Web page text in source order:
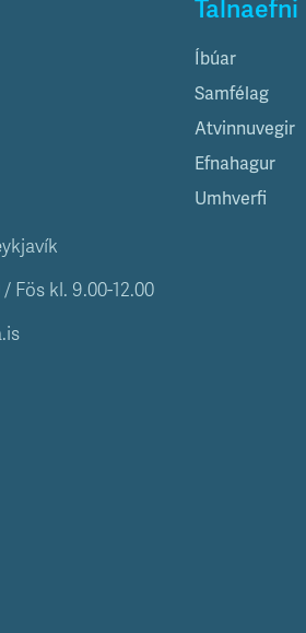
Fös kl. 9.00-12.00
Talnaefni
Íbúar
Samfélag
Atvinnuvegir
Efnahagur
Umhverfi